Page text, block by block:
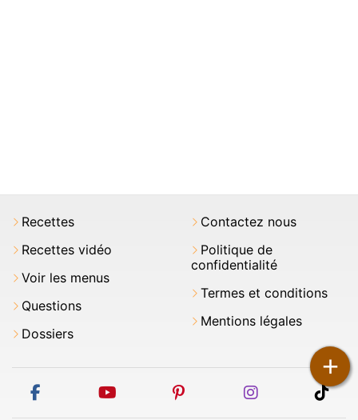
+
Recettes
Recettes vidéo
Voir les menus
Questions
Dossiers
Contactez nous
Politique de
confidentialité
Termes et conditions
Mentions légales
facebook youtube pinterest instagram